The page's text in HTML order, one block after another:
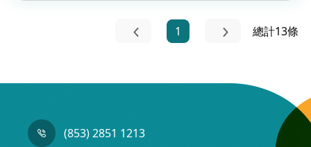
1 總計13條
(853) 2851 1213